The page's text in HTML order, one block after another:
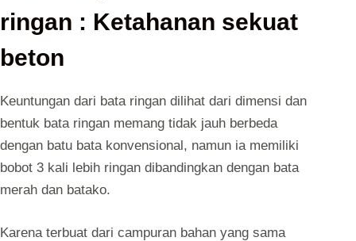
ringan : Ketahanan sekuat
beton
Keuntungan dari bata ringan dilihat dari dimensi dan
bentuk bata ringan memang tidak jauh berbeda
dengan batu bata konvensional, namun ia memiliki
bobot 3 kali lebih ringan dibandingkan dengan bata
merah dan batako.
Karena terbuat dari campuran bahan yang sama